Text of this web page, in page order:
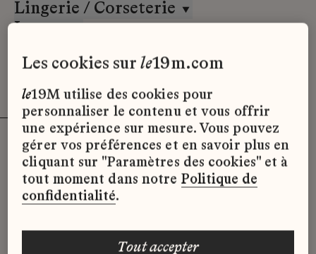
Lingerie / Corseterie
Lesage
Désolé, il semble qu’il n’y ait pas
d’offres d’emploi disponibles pour le
moment.
les cookies surle19m.com
le19M utilise des cookies pour
personnaliser le contenu et vous offrir
une expérience sur mesure. Vous pouvez
gérer vos préférences et en savoir plus en
cliquant sur "Paramètres des cookies" et à
tout moment dans notre Politique de
confidentialité.
tout accepter